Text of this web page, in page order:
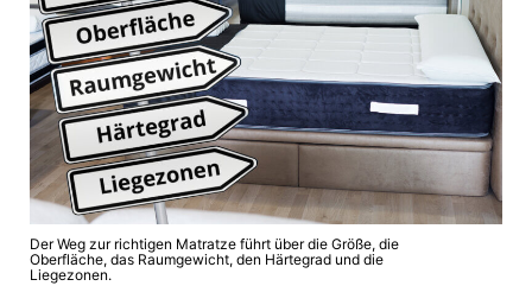
Der Weg zur richtigen Matratze führt über die Größe, die
Oberfläche, das Raumgewicht, den Härtegrad und die
Liegezonen.